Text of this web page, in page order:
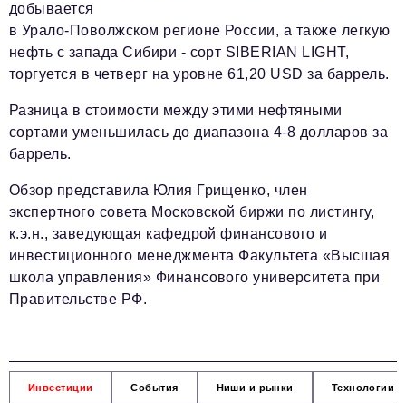
добывается
в Урало-Поволжском регионе России, а также легкую
нефть с запада Сибири - сорт SIBERIAN LIGHT,
торгуется в четверг на уровне 61,20 USD за баррель.
Разница в стоимости между этими нефтяными
сортами уменьшилась до диапазона 4-8 долларов за
баррель.
Обзор представила Юлия Грищенко, член
экспертного совета Московской биржи по листингу,
к.э.н., заведующая кафедрой финансового и
инвестиционного менеджмента Факультета «Высшая
школа управления» Финансового университета при
Правительстве РФ.
Инвестиции События Ниши и рынки Технологии